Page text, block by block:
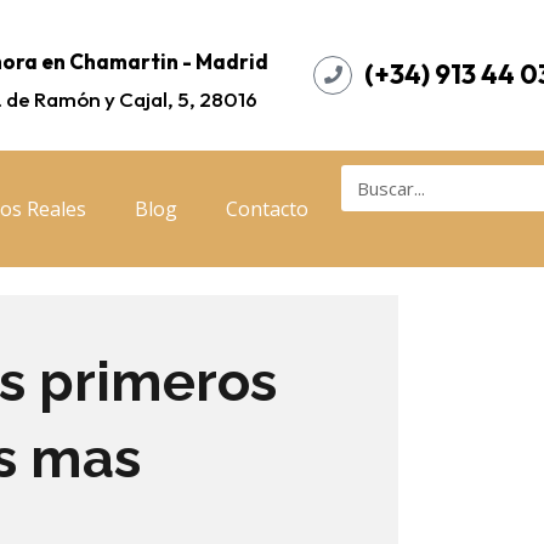
en Chamartin - Madrid
de Ramón y Cajal, 5, 28016
(+34) 913 44
Reales Blog Contacto
primeros
mas